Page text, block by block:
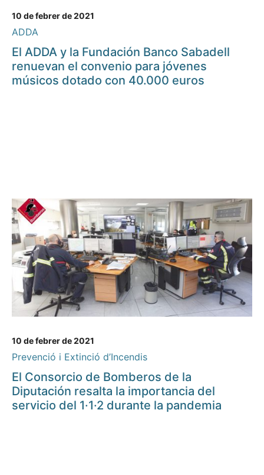
10 de febrer de 2021
ADDA
El ADDA y la Fundación Banco Sabadell
renuevan el convenio para jóvenes
músicos dotado con 40.000 euros
10 de febrer de 2021
Prevenció i Extinció d’Incendis
El Consorcio de Bomberos de la
Diputación resalta la importancia del
servicio del 1·1·2 durante la pandemia